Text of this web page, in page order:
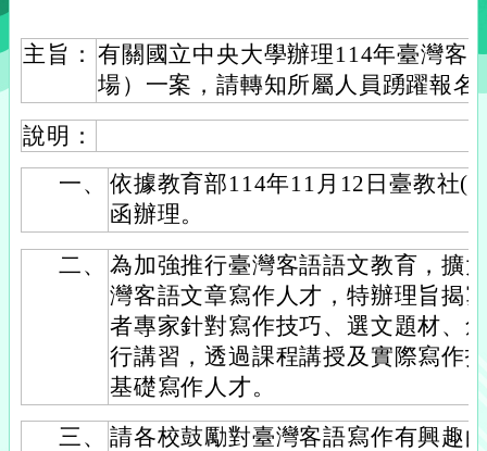
主旨： 有關國立中央大學辦理114年臺灣客
場）一案，請轉知所屬人員踴躍報名
說明：
一、
依據教育部114年11月12日臺教社(
函辦理。
二、
為加強推行臺灣客語語文教育，擴
灣客語文章寫作人才，特辦理旨揭
者專家針對寫作技巧、選文題材、
行講習，透過課程講授及實際寫作
基礎寫作人才。
三、
請各校鼓勵對臺灣客語寫作有興趣